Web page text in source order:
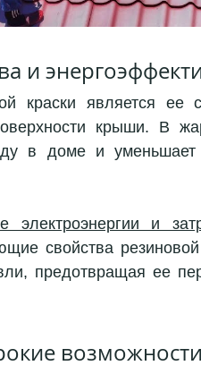
и
краски является ее
крыши. В
в доме и уменьшает
электроэнергии и
свойства резиновой
предотвращая ее